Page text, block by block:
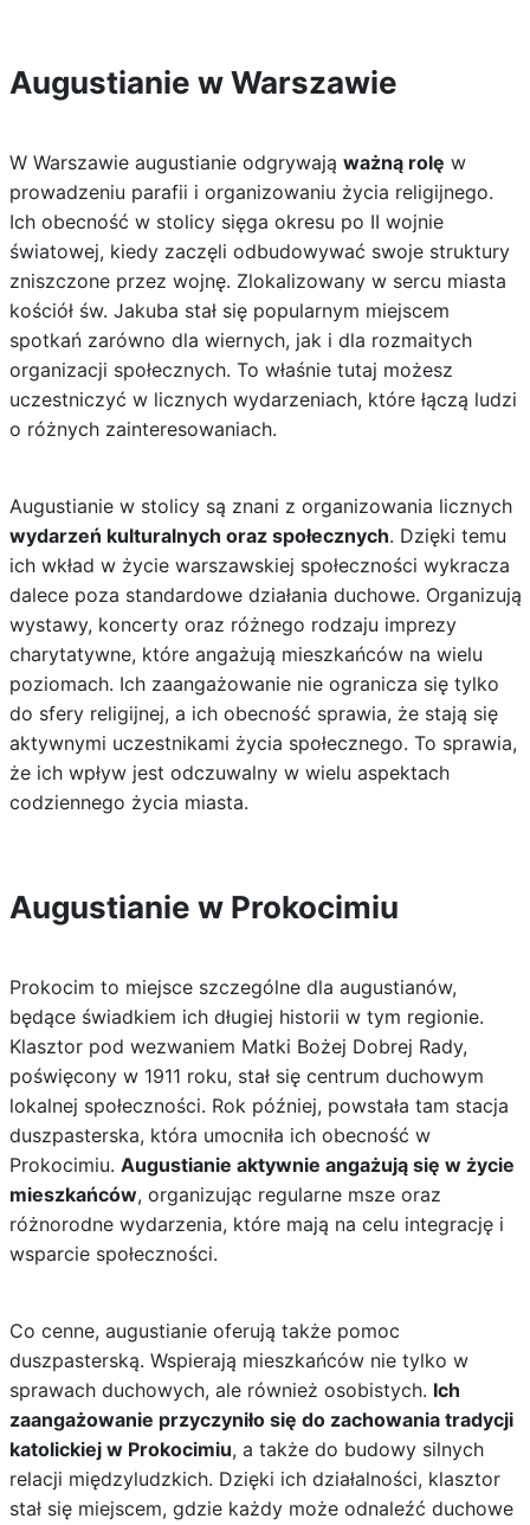
Augustianie w Warszawie
W Warszawie augustianie odgrywają ważną rolę w
prowadzeniu parafii i organizowaniu życia religijnego.
Ich obecność w stolicy sięga okresu po II wojnie
światowej, kiedy zaczęli odbudowywać swoje struktury
zniszczone przez wojnę. Zlokalizowany w sercu miasta
kościół św. Jakuba stał się popularnym miejscem
spotkań zarówno dla wiernych, jak i dla rozmaitych
organizacji społecznych. To właśnie tutaj możesz
uczestniczyć w licznych wydarzeniach, które łączą ludzi
o różnych zainteresowaniach.
Augustianie w stolicy są znani z organizowania licznych
wydarzeń kulturalnych oraz społecznych. Dzięki temu
ich wkład w życie warszawskiej społeczności wykracza
dalece poza standardowe działania duchowe. Organizują
wystawy, koncerty oraz różnego rodzaju imprezy
charytatywne, które angażują mieszkańców na wielu
poziomach. Ich zaangażowanie nie ogranicza się tylko
do sfery religijnej, a ich obecność sprawia, że stają się
aktywnymi uczestnikami życia społecznego. To sprawia,
że ich wpływ jest odczuwalny w wielu aspektach
codziennego życia miasta.
Augustianie w Prokocimiu
Prokocim to miejsce szczególne dla augustianów,
będące świadkiem ich długiej historii w tym regionie.
Klasztor pod wezwaniem Matki Bożej Dobrej Rady,
poświęcony w 1911 roku, stał się centrum duchowym
lokalnej społeczności. Rok później, powstała tam stacja
duszpasterska, która umocniła ich obecność w
Prokocimiu. Augustianie aktywnie angażują się w życie
mieszkańców, organizując regularne msze oraz
różnorodne wydarzenia, które mają na celu integrację i
wsparcie społeczności.
Co cenne, augustianie oferują także pomoc
duszpasterską. Wspierają mieszkańców nie tylko w
sprawach duchowych, ale również osobistych. Ich
zaangażowanie przyczyniło się do zachowania tradycji
katolickiej w Prokocimiu, a także do budowy silnych
relacji międzyludzkich. Dzięki ich działalności, klasztor
stał się miejscem, gdzie każdy może odnaleźć duchowe